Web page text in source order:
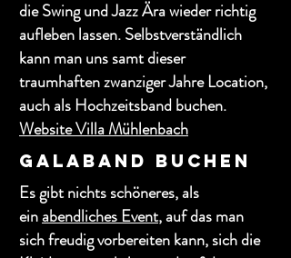
die Swing und Jazz Ära wieder richtig
aufleben lassen. Selbstverständlich
kann man uns samt dieser
traumhaften zwanziger Jahre Location,
auch als Hochzeitsband buchen.
Website Villa Mühlenbach
Galaband buchen
Es gibt nichts schöneres, als
einabendliches Event, auf das man
sich freudig vorbereiten kann, sich die